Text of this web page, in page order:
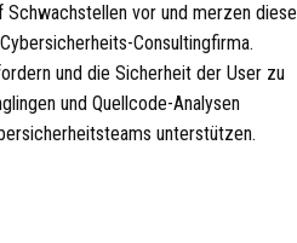
vor und merzen diese
Consultingfirma.
und die Sicherheit der User zu
und Quellcode-Analysen
unterstützen.